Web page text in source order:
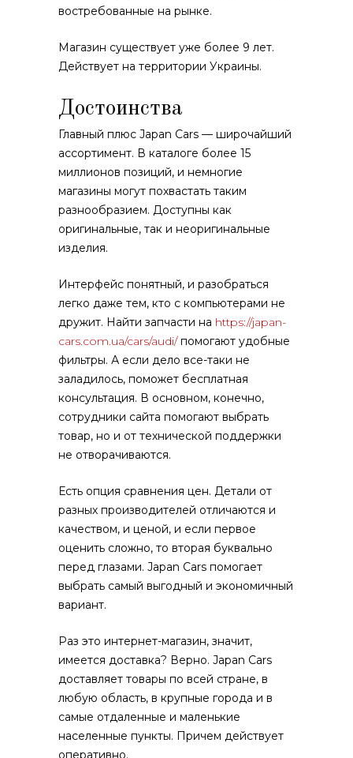
востребованные на рынке.
Магазин существует уже более 9 лет.
Действует на территории Украины.
Достоинства
Главный плюс Japan Cars — широчайший
ассортимент. В каталоге более 15
миллионов позиций, и немногие
магазины могут похвастать таким
разнообразием. Доступны как
оригинальные, так и неоригинальные
изделия.
Интерфейс понятный, и разобраться
легко даже тем, кто с компьютерами не
дружит. Найти запчасти на https://japan-
cars.com.ua/cars/audi/помогают удобные
фильтры. А если дело все-таки не
заладилось, поможет бесплатная
консультация. В основном, конечно,
сотрудники сайта помогают выбрать
товар, но и от технической поддержки
не отворачиваются.
Есть опция сравнения цен. Детали от
разных производителей отличаются и
качеством, и ценой, и если первое
оценить сложно, то вторая буквально
перед глазами. Japan Cars помогает
выбрать самый выгодный и экономичный
вариант.
Раз это интернет-магазин, значит,
имеется доставка? Верно. Japan Cars
доставляет товары по всей стране, в
любую область, в крупные города и в
самые отдаленные и маленькие
населенные пункты. Причем действует
оперативно.